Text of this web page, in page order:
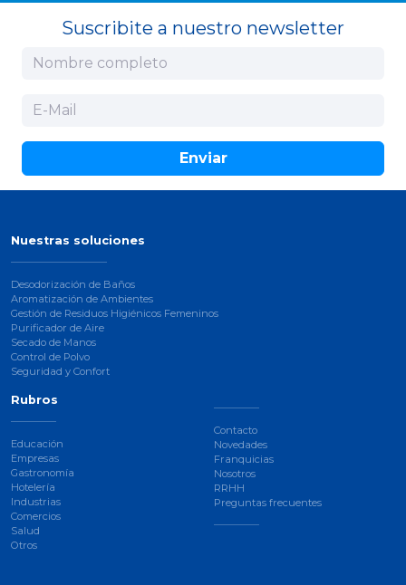
Suscribite a nuestro newsletter
Enviar
Nuestras soluciones
Desodorización de Baños
Aromatización de Ambientes
Gestión de Residuos Higiénicos Femeninos
Purificador de Aire
Secado de Manos
Control de Polvo
Seguridad y Confort
Rubros
Educación
Empresas
Gastronomía
Hotelería
Industrias
Comercios
Salud
Otros
Contacto
Novedades
Franquicias
Nosotros
RRHH
Preguntas frecuentes